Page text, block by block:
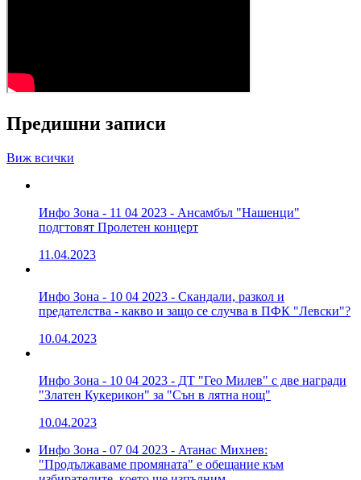
Предишни записи
Виж всички
Инфо Зона - 11 04 2023 - Ансамбъл "Нашенци"
подгтовят Пролетен концерт
11.04.2023
Инфо Зона - 10 04 2023 - Скандали, разкол и
предателства - какво и защо се случва в ПФК "Левски"?
10.04.2023
Инфо Зона - 10 04 2023 - ДТ "Гео Милев" с две награди
"Златен Кукерикон" за "Сън в лятна нощ"
10.04.2023
Инфо Зона - 07 04 2023 - Атанас Михнев:
"Продължаваме промяната" е обещание към